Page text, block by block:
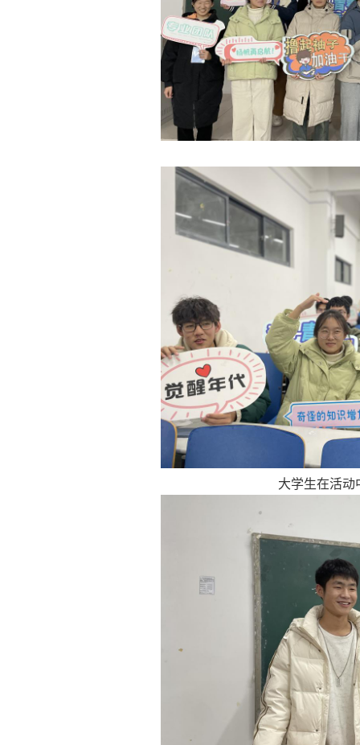
大学生在活动